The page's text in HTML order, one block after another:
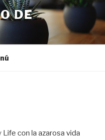
DE
con la azarosa vida